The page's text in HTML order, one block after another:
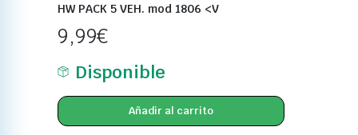
HW PACK 5 VEH. mod 1806 <V
9,99€
Disponible
Añadir al carrito